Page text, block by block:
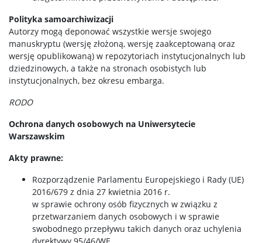
Polityka samoarchiwizacji
Autorzy mogą deponować wszystkie wersje swojego
manuskryptu (wersję złożoną, wersję zaakceptowaną oraz
wersję opublikowaną) w repozytoriach instytucjonalnych lub
dziedzinowych, a także na stronach osobistych lub
instytucjonalnych, bez okresu embarga.
RODO
Ochrona danych osobowych na Uniwersytecie
Warszawskim
Akty prawne:
Rozporządzenie Parlamentu Europejskiego i Rady (UE)
2016/679 z dnia 27 kwietnia 2016 r.
w sprawie ochrony osób fizycznych w związku z
przetwarzaniem danych osobowych i w sprawie
swobodnego przepływu takich danych oraz uchylenia